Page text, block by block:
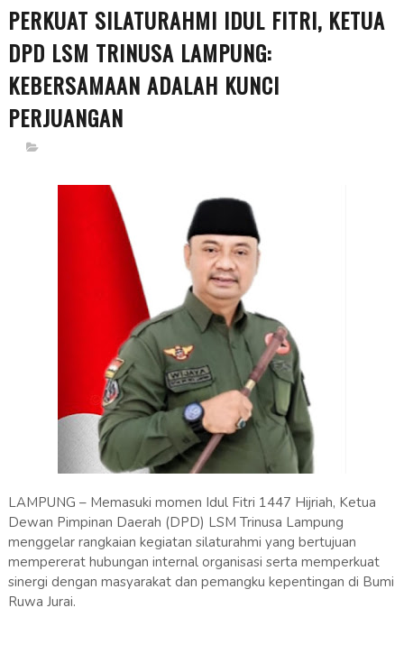
PERKUAT SILATURAHMI IDUL FITRI, KETUA
DPD LSM TRINUSA LAMPUNG:
KEBERSAMAAN ADALAH KUNCI
PERJUANGAN
LAMPUNG – Memasuki momen Idul Fitri 1447 Hijriah, Ketua
Dewan Pimpinan Daerah (DPD) LSM Trinusa Lampung
menggelar rangkaian kegiatan silaturahmi yang bertujuan
mempererat hubungan internal organisasi serta memperkuat
sinergi dengan masyarakat dan pemangku kepentingan di Bumi
Ruwa Jurai.